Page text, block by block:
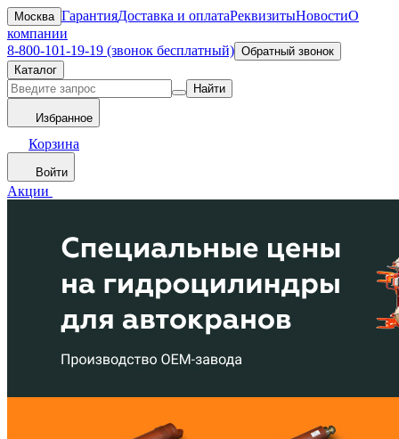
Москва ГарантияДоставка и оплатаРеквизитыНовостиО
компании
8-800-101-19-19 (звонок бесплатный) Обратный звонок
Каталог
Найти
Избранное
Корзина
Войти
Акции